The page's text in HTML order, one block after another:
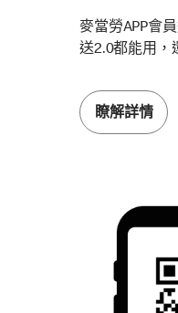
麥當勞APP會
送2.0都能用，
瞭解詳情